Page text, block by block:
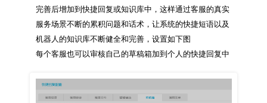
完善后增加到快捷回复或知识库中，这样通过客服的真实
服务场景不断的累积问题和话术，让系统的快捷短语以及
机器人的知识库不断健全和完善，设置如下图